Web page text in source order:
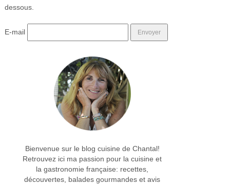
dessous.
E-mail
Bienvenue sur le blog cuisine de Chantal!
Retrouvez ici ma passion pour la cuisine et
la gastronomie française: recettes,
découvertes, balades gourmandes et avis